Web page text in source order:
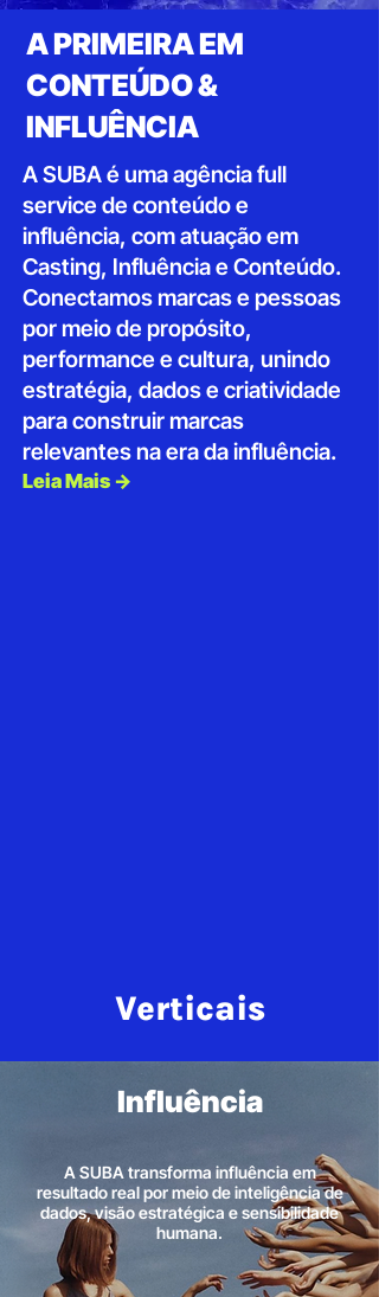
A PRIMEIRA EM
CONTEÚDO &
INFLUÊNCIA
A SUBA é uma agência full
service de conteúdo e
influência, com atuação em
Casting, Influência e Conteúdo.
Conectamos marcas e pessoas
por meio de propósito,
performance e cultura, unindo
estratégia, dados e criatividade
para construir marcas
relevantes na era da influência.
Leia Mais →
Verticais
Influência
A SUBA transforma influência em
resultado real por meio de inteligência de
dados, visão estratégica e sensibilidade
humana.